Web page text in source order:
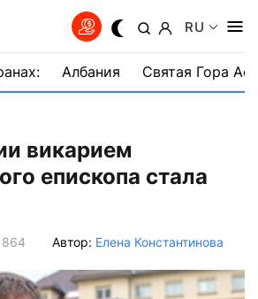
RU
Албания Святая Гора
викарием
епископа стала
864 Автор: Елена Константинова